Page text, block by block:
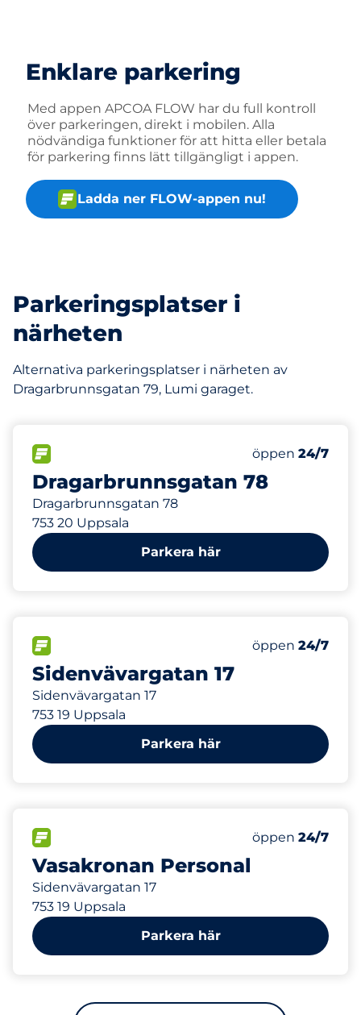
Enklare parkering
Med appen APCOA FLOW har du full kontroll
över parkeringen, direkt i mobilen. Alla
nödvändiga funktioner för att hitta eller betala
för parkering finns lätt tillgängligt i appen.
Ladda ner FLOW-appen nu!
Parkeringsplatser i
närheten
Alternativa parkeringsplatser i närheten av
Dragarbrunnsgatan 79, Lumi garaget.
Dragarbrunnsgatan 78
Dragarbrunnsgatan 78
753 20 Uppsala
Antal
Totalt antal
Fredag
öppen 24/7
Parkera här
Sidenvävargatan 17
Sidenvävargatan 17
753 19 Uppsala
Antal
Totalt antal
Fredag
öppen 24/7
Parkera här
Vasakronan Personal
Sidenvävargatan 17
753 19 Uppsala
Antal
Totalt antal
Fredag
öppen 24/7
Parkera här